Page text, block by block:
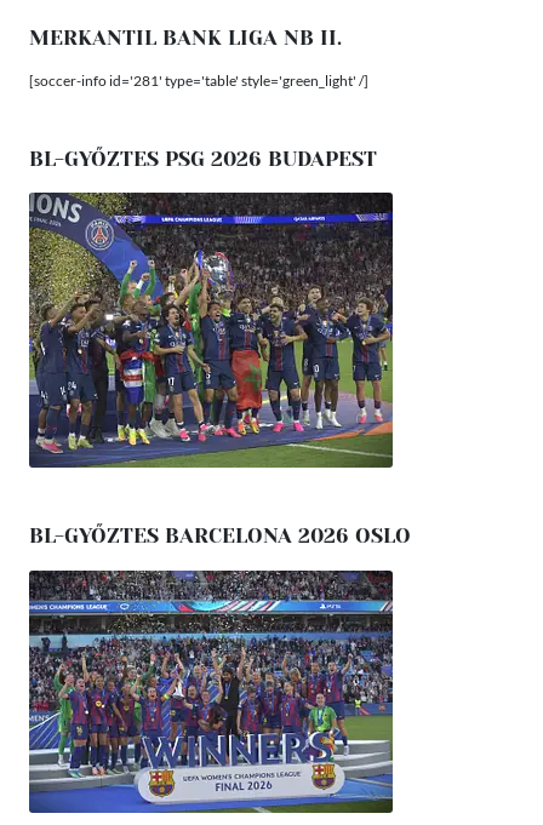
MERKANTIL BANK LIGA NB II.
[soccer-info id='281' type='table' style='green_light' /]
BL-GYŐZTES PSG 2026 BUDAPEST
BL-GYŐZTES BARCELONA 2026 OSLO